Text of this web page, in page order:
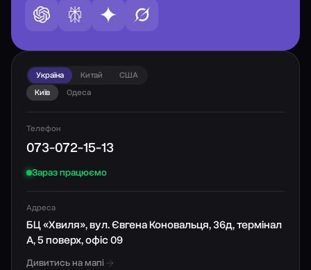
Україна Китай
США
Київ
Одеса
Телефон
073-072-15-13
Зараз працюємо
Адреса
БЦ «Хвиля», вул. Євгена Коновальця, 36д, термінал
А, 5 поверх, офіс 09
Дивитись на мапі